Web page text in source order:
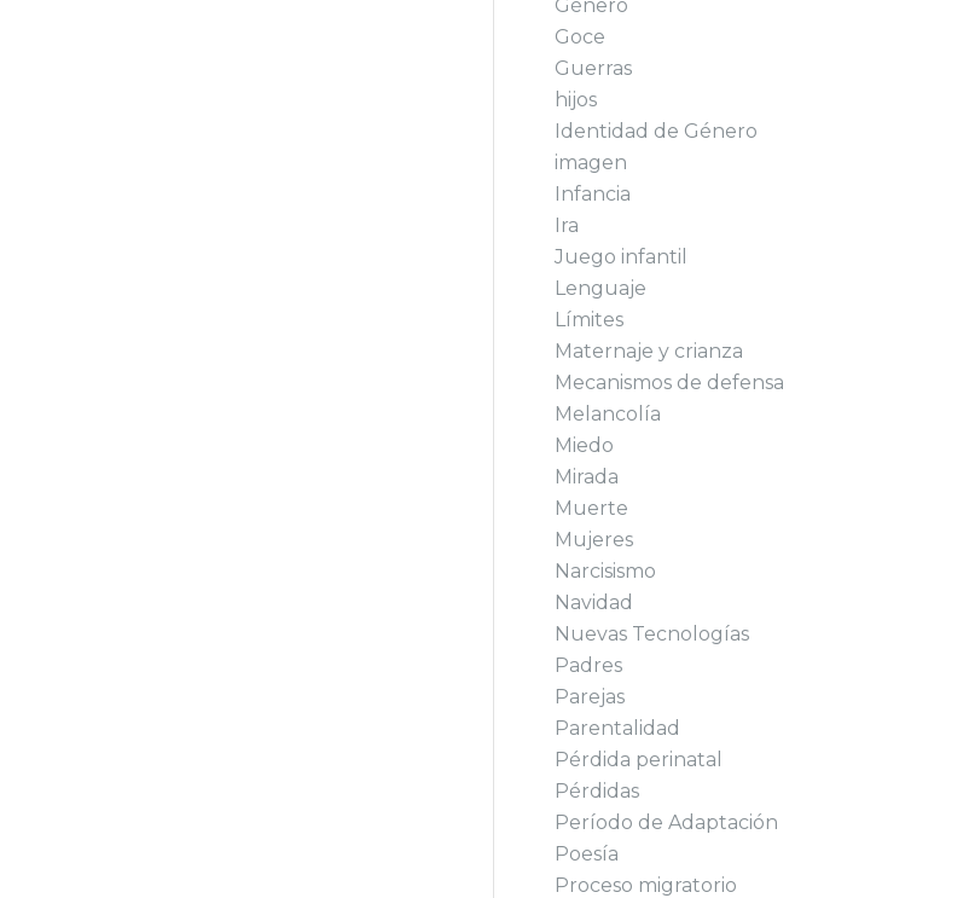
Género
Goce
Guerras
hijos
Identidad de Género
imagen
Infancia
Ira
Juego infantil
Lenguaje
Límites
Maternaje y crianza
Mecanismos de defensa
Melancolía
Miedo
Mirada
Muerte
Mujeres
Narcisismo
Navidad
Nuevas Tecnologías
Padres
Parejas
Parentalidad
Pérdida perinatal
Pérdidas
Período de Adaptación
Poesía
Proceso migratorio